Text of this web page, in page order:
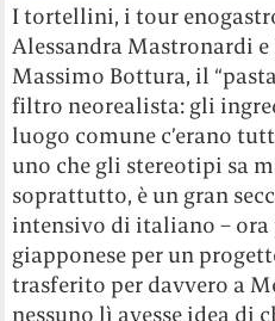
I tortellini, i tour
Alessandra Mastronardi
Massimo Bottura, il
filtro neorealista: gli
luogo comune c’erano
uno che gli stereotipi sa
soprattutto, è un gran
intensivo di italiano – ora
giapponese per un
trasferito per davvero a
nessuno lì avesse idea di